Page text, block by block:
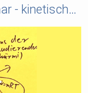
Thermodynamik Seminar - kinetische Gastheorie